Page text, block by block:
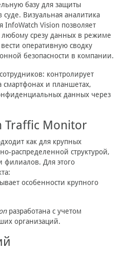
базу для защиты
Визуальная аналитика
InfoWatch Vision позволяет
любому срезу данных в режиме
оперативную сводку
безопасности в компании.
контролирует
смартфонах и планшетах,
данных через
Traffic Monitor
как для крупных
распределенной структурой,
Для этого
особенности крупного
разработана с учетом
организаций.